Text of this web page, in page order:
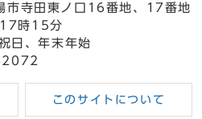
寺田東ノ口16番地、17番地
時15分
日、年末年始
このサイトについて